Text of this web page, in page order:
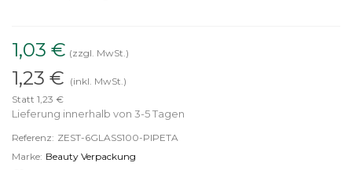
1,03 € (zzgl. MwSt.)
1,23 € (inkl. MwSt.)
Statt 1,23 €
Lieferung innerhalb von 3-5 Tagen
Referenz: ZEST-6GLASS100-PIPETA
Marke: Beauty Verpackung